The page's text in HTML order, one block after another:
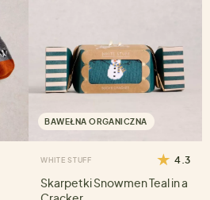
BAWEŁNA ORGANICZNA
WHITE STUFF 4.3
Skarpetki Snowmen Teal in a